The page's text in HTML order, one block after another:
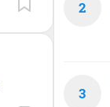
2
3